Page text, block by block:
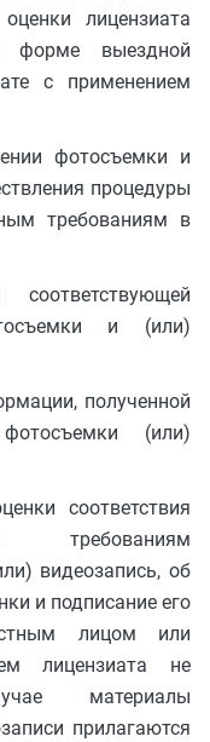
лицензиата
форме выездной
с применением
фотосъемки и
процедуры
требованиям в
и (или)
полученной
(или)
соответствия
требованиям
видеозапись, об
и подписание его
лицом или
лицензиата не
материалы
прилагаются